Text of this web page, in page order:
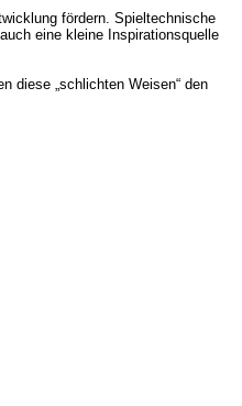
fördern. Spieltechnische
eine kleine Inspirationsquelle
diese „schlichten Weisen“ den